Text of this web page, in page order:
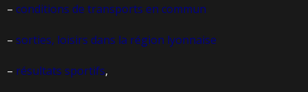
– conditions de transports en commun
– sorties, loisirs dans la région lyonnaise
– résultats sportifs,